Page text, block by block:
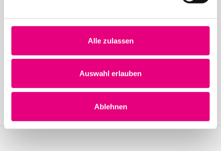
Alle zulassen
Auswahl erlauben
Ablehnen
28. Enjoy Jazz Festival – Weltstar Gregory Porter
im Rosengarten Mannheim – Vorverkauf startet